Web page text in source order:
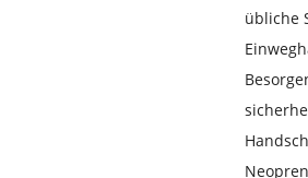
übliche
Neopren